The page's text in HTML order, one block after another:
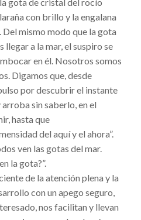
con brillo y la engalana
mismo modo que la gota
llegar a la mar, el suspiro se
en él. Nosotros somos
Digamos que, desde
por descubrir el instante
sin saberlo, en el
hasta que
del aquí y el ahora”.
ven las gotas del mar.
la gota?”.
de la atención plena y la
con un apego seguro,
nos facilitan y llevan